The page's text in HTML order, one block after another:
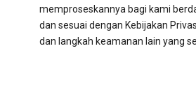
memproseskannya bagi kami
dan sesuai dengan Kebijakan
dan langkah keamanan lain yang